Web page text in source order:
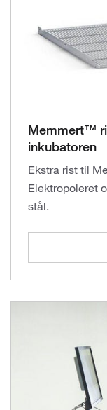
Memmert™
inkubatoren
Ekstra rist til
Elektropoleret
stål.